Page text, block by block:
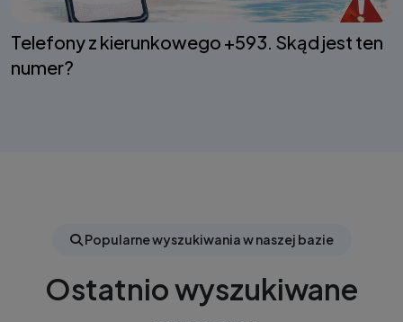
Telefony z kierunkowego +593. Skąd jest ten
numer?
Popularne wyszukiwania w naszej bazie
Ostatnio wyszukiwane